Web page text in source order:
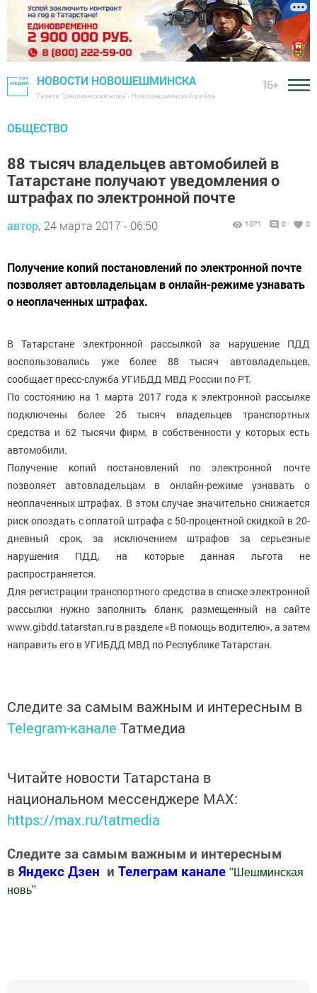
НОВОСТИ НОВОШЕШМИНСКА
Газета "Шешминская новь" - Новошешминский район
16+
ОБЩЕСТВО
88 тысяч владельцев автомобилей в
Татарстане получают уведомления о
штрафах по электронной почте
автор, 24 марта 2017 - 06:50 1071 0 0
Получение копий постановлений по электронной почте
позволяет автовладельцам в онлайн-режиме узнавать
о неоплаченных штрафах.
В Татарстане электронной рассылкой за нарушение ПДД
воспользовались уже более 88 тысяч автовладельцев,
сообщает пресс-служба УГИБДД МВД России по РТ.
По состоянию на 1 марта 2017 года к электронной рассылке
подключены более 26 тысяч владельцев транспортных
средства и 62 тысячи фирм, в собственности у которых есть
автомобили.
Получение копий постановлений по электронной почте
позволяет автовладельцам в онлайн-режиме узнавать о
неоплаченных штрафах. В этом случае значительно снижается
риск опоздать с оплатой штрафа с 50-процентной скидкой в 20-
дневный срок, за исключением штрафов за серьезные
нарушения ПДД, на которые данная льгота не
распространяется.
Для регистрации транспортного средства в списке электронной
рассылки нужно заполнить бланк, размещенный на сайте
www.gibdd.tatarstan.ru в разделе «В помощь водителю», а затем
направить его в УГИБДД МВД по Республике Татарстан.
Следите за самым важным и интересным в
Telegram-канале Татмедиа
Читайте новости Татарстана в
национальном мессенджере MАХ:
https://max.ru/tatmedia
Следите за самым важным и интересным
в Яндекс Дзен и Телеграм канале " Шешминская
новь"